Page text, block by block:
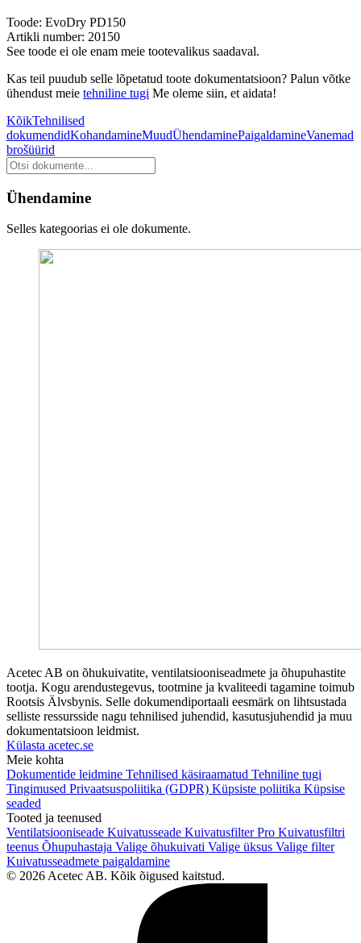
Toode: EvoDry PD150
Artikli number: 20150
See toode ei ole enam meie tootevalikus saadaval.
Kas teil puudub selle lõpetatud toote dokumentatsioon? Palun võtke
ühendust meie tehniline tugi Me oleme siin, et aidata!
KõikTehnilised
dokumendidKohandamineMuudÜhendaminePaigaldamineVanemad
brošüürid
Dokumentide
otsimine
Ühendamine
Selles kategoorias ei ole dokumente.
Acetec AB on õhukuivatite, ventilatsiooniseadmete ja õhupuhastite
tootja. Kogu arendustegevus, tootmine ja kvaliteedi tagamine toimub
Rootsis Älvsbynis. Selle dokumendiportaali eesmärk on lihtsustada
selliste ressursside nagu tehnilised juhendid, kasutusjuhendid ja muu
dokumentatsioon leidmist.
Külasta acetec.se
Meie kohta
Dokumentide leidmine Tehnilised käsiraamatud Tehniline tugi
Tingimused Privaatsuspoliitika (GDPR) Küpsiste poliitika Küpsise
seaded
Tooted ja teenused
Ventilatsiooniseade Kuivatusseade Kuivatusfilter Pro Kuivatusfiltri
teenus Õhupuhastaja Valige õhukuivati Valige üksus Valige filter
Kuivatusseadmete paigaldamine
© 2026 Acetec AB. Kõik õigused kaitstud.